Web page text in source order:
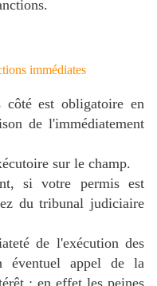
immédiates
côté est obligatoire en
de l'immédiatement
sur le champ.
si votre permis est
du tribunal judiciaire
de l'exécution des
éventuel appel de la